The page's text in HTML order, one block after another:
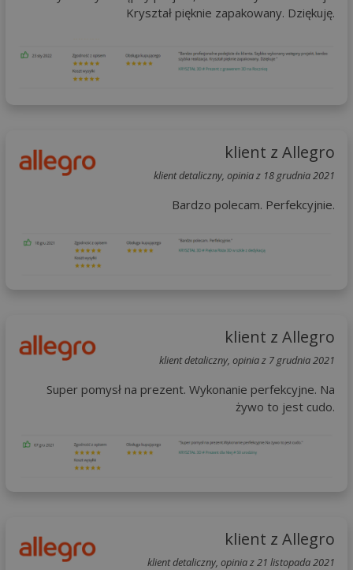
Kryształ pięknie zapakowany. Dziękuję.
klient z Allegro
klient detaliczny, opinia z 18 grudnia 2021
Bardzo polecam. Perfekcyjnie.
klient z Allegro
klient detaliczny, opinia z 7 grudnia 2021
Super pomysł na prezent. Wykonanie perfekcyjne. Na
żywo to jest cudo.
klient z Allegro
klient detaliczny, opinia z 21 listopada 2021